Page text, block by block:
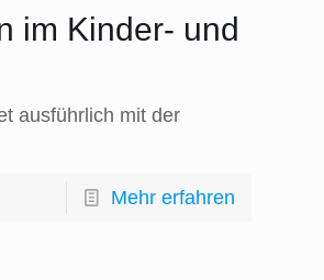
im Kinder- und
ausführlich mit der
Mehr erfahren